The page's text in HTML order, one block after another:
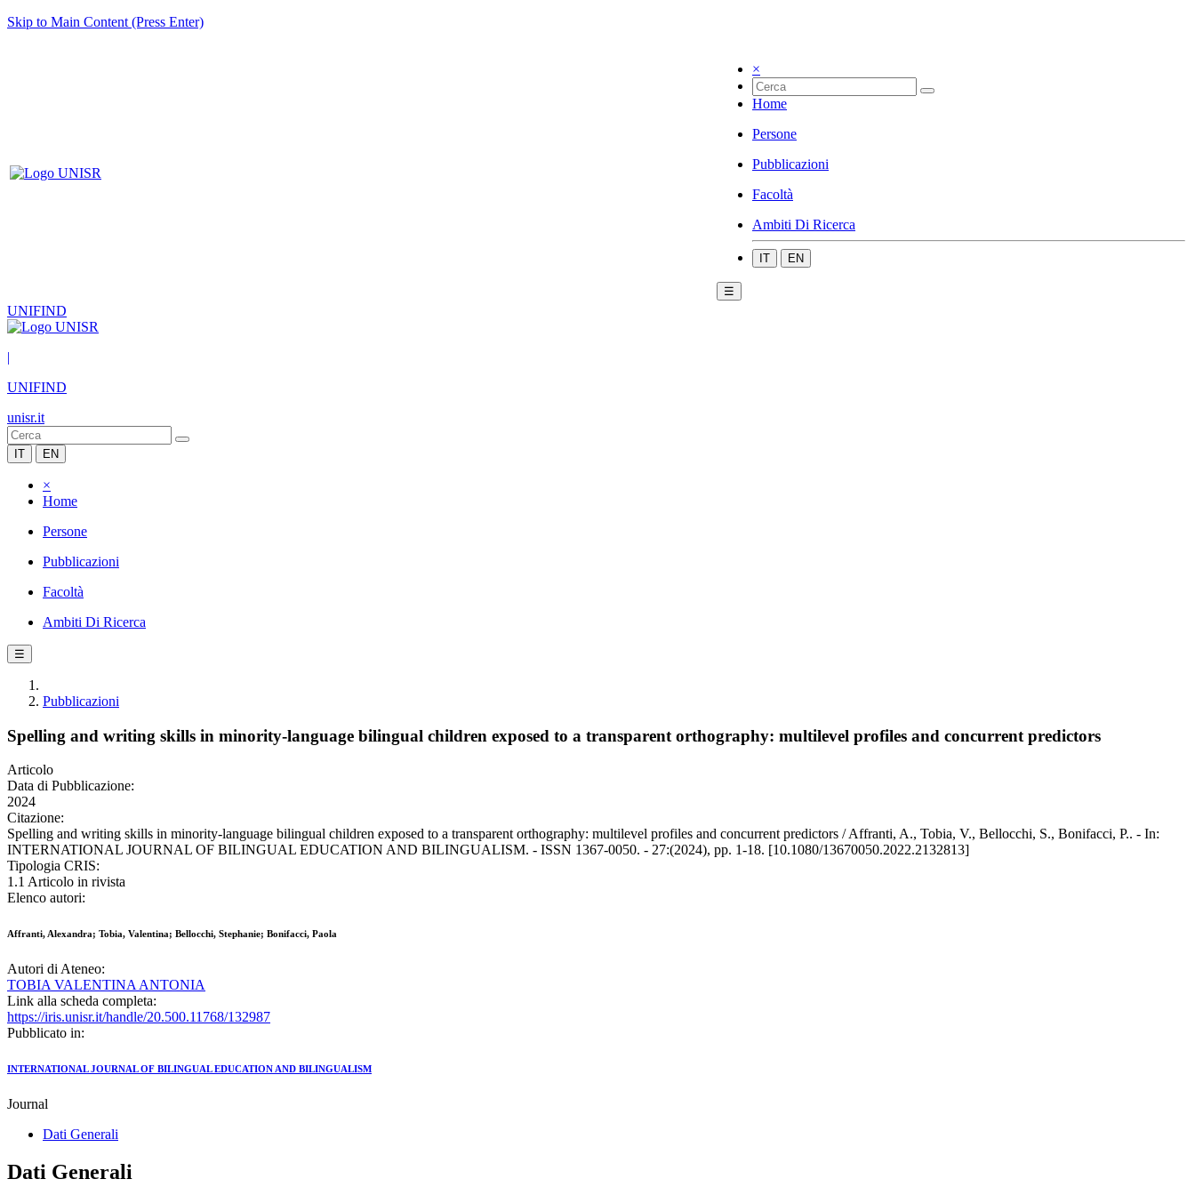
Skip to Main Content (Press Enter)
×
Home
Persone
Pubblicazioni
Facoltà
Ambiti Di Ricerca
IT EN
☰
UNIFIND
|
UNIFIND
unisr.it
IT EN
×
Home
Persone
Pubblicazioni
Facoltà
Ambiti Di Ricerca
☰
Pubblicazioni
Spelling and writing skills in minority-language bilingual children exposed to a transparent orthography: multilevel profiles and concurrent predictors
Articolo
Data di Pubblicazione:
2024
Citazione:
Spelling and writing skills in minority-language bilingual children exposed to a transparent orthography: multilevel profiles and concurrent predictors / Affranti, A., Tobia, V., Bellocchi, S., Bonifacci, P.. - In:
INTERNATIONAL JOURNAL OF BILINGUAL EDUCATION AND BILINGUALISM. - ISSN 1367-0050. - 27:(2024), pp. 1-18. [10.1080/13670050.2022.2132813]
Tipologia CRIS:
1.1 Articolo in rivista
Elenco autori:
Affranti, Alexandra; Tobia, Valentina; Bellocchi, Stephanie; Bonifacci, Paola
Autori di Ateneo:
TOBIA VALENTINA ANTONIA
Link alla scheda completa:
https://iris.unisr.it/handle/20.500.11768/132987
Pubblicato in:
INTERNATIONAL JOURNAL OF BILINGUAL EDUCATION AND BILINGUALISM
Journal
Dati Generali
Dati Generali